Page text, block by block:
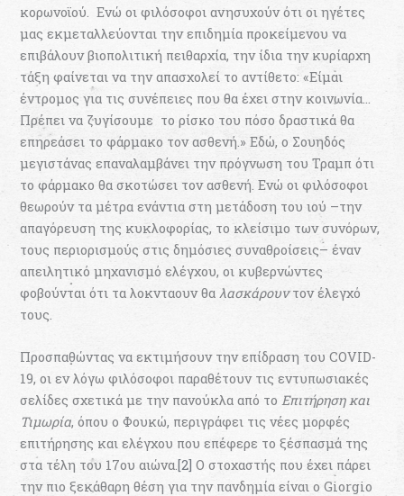
κορωνοϊού. Ενώ οι φιλόσοφοι ανησυχούν ότι οι ηγέτες
μας εκμεταλλεύονται την επιδημία προκείμενου να
επιβάλουν βιοπολιτική πειθαρχία, την ίδια την κυρίαρχη
τάξη φαίνεται να την απασχολεί το αντίθετο: «Είμαι
έντρομος για τις συνέπειες που θα έχει στην κοινωνία…
Πρέπει να ζυγίσουμε το ρίσκο του πόσο δραστικά θα
επηρεάσει το φάρμακο τον ασθενή.» Εδώ, ο Σουηδός
μεγιστάνας επαναλαμβάνει την πρόγνωση του Τραμπ ότι
το φάρμακο θα σκοτώσει τον ασθενή. Ενώ οι φιλόσοφοι
θεωρούν τα μέτρα ενάντια στη μετάδοση του ιού –την
απαγόρευση της κυκλοφορίας, το κλείσιμο των συνόρων,
τους περιορισμούς στις δημόσιες συναθροίσεις– έναν
απειλητικό μηχανισμό ελέγχου, οι κυβερνώντες
φοβούνται ότι τα λοκνταουν θα λασκάρουντον έλεγχό
τους.
Προσπαθώντας να εκτιμήσουν την επίδραση του COVID-
19, οι εν λόγω φιλόσοφοι παραθέτουν τις εντυπωσιακές
σελίδες σχετικά με την πανούκλα από τοΕπιτήρηση και
Τιμωρία, όπου ο Φουκώ, περιγράφει τις νέες μορφές
επιτήρησης και ελέγχου που επέφερε το ξέσπασμά της
στα τέλη του 17ου αιώνα.[2] Ο στοχαστής που έχει πάρει
την πιο ξεκάθαρη θέση για την πανδημία είναι ο Giorgio